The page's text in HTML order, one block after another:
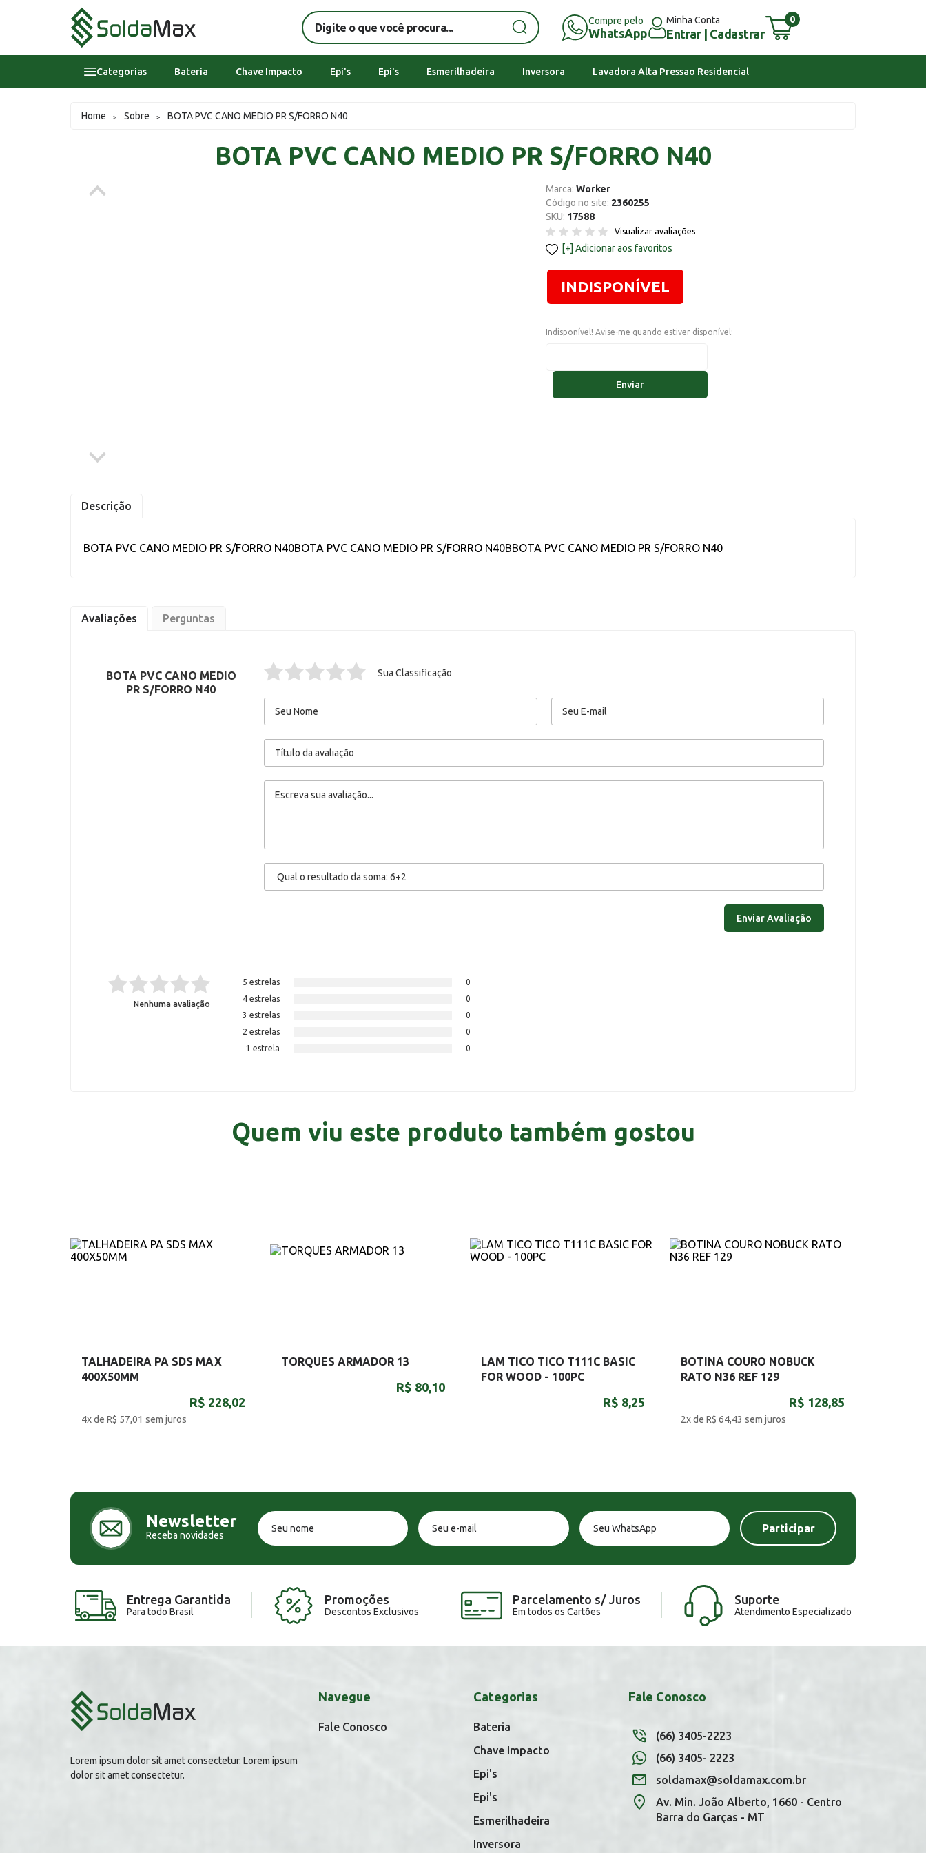
Compre pelo
WhatsApp
Minha Conta
Entrar | Cadastrar
0
Categorias
Epi's
Ferramentas Manuais
Jardinagem
Bateria Chave Impacto Epi's Epi's Esmerilhadeira Inversora Lavadora Alta Pressao Residencial
Home > Sobre > BOTA PVC CANO MEDIO PR S/FORRO N40
BOTA PVC CANO MEDIO PR S/FORRO N40
Marca: Worker
Código no site: 2360255
SKU: 17588
Visualizar avaliações
Adicionar aos favoritos
INDISPONÍVEL
Indisponível! Avise-me quando estiver disponível:
Enviar
Descrição
BOTA PVC CANO MEDIO PR S/FORRO N40BOTA PVC CANO MEDIO PR S/FORRO N40BBOTA PVC CANO MEDIO PR S/FORRO N40
Avaliações Perguntas
BOTA PVC CANO MEDIO
PR S/FORRO N40
Sua Classificação
Nenhuma avaliação
5 estrelas
0
4 estrelas
0
3 estrelas
0
2 estrelas
0
1 estrela
0
Quem viu este produto também gostou
TALHADEIRA PA SDS MAX
400X50MM
R$ 228,02
4x de R$ 57,01 sem juros
TORQUES ARMADOR 13
R$ 80,10
LAM TICO TICO T111C BASIC
FOR WOOD - 100PC
R$ 8,25
BOTINA COURO NOBUCK
RATO N36 REF 129
R$ 128,85
2x de R$ 64,43 sem juros
Newsletter
Receba novidades
Entrega Garantida
Para todo Brasil
Promoções
Descontos Exclusivos
Parcelamento s/ Juros
Em todos os Cartões
Suporte
Atendimento Especializado
Lorem ipsum dolor sit amet consectetur. Lorem ipsum
dolor sit amet consectetur.
Navegue
Fale Conosco
Categorias
Bateria
Chave Impacto
Epi's
Epi's
Esmerilhadeira
Inversora
Fale Conosco
(66) 3405-2223
(66) 3405- 2223
soldamax@soldamax.com.br
Av. Min. João Alberto, 1660 - Centro
Barra do Garças - MT